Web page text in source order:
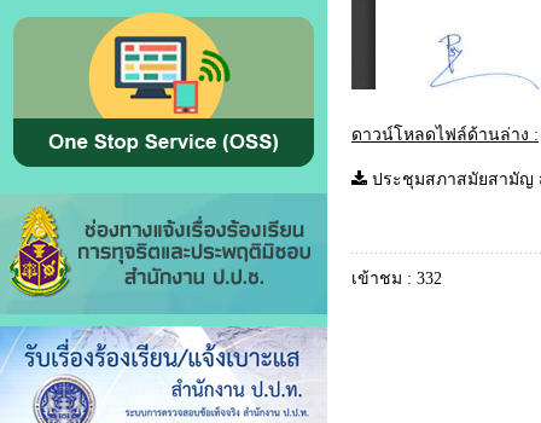
ดาวน์โหลดไฟล์ด้านล่าง :
ประชุมสภาสมัยสามัญ
เข้าชม : 332